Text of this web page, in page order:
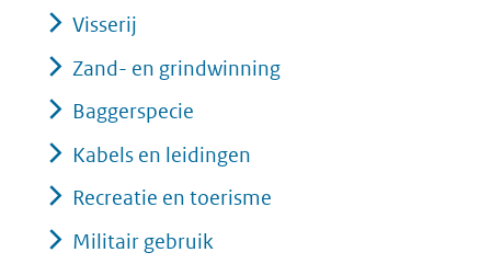
Visserij
Zand- en grindwinning
Baggerspecie
Kabels en leidingen
Recreatie en toerisme
Militair gebruik